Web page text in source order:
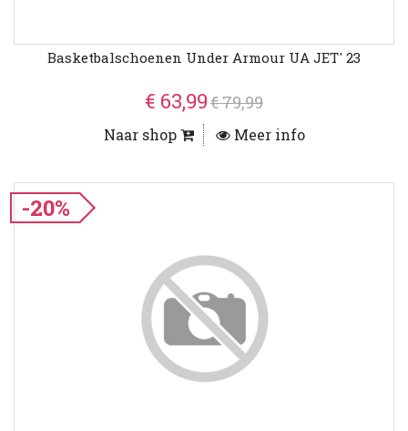
Basketbalschoenen Under Armour UA JET' 23
€ 63,99€ 79,99
Naar shop Meer info
-20%